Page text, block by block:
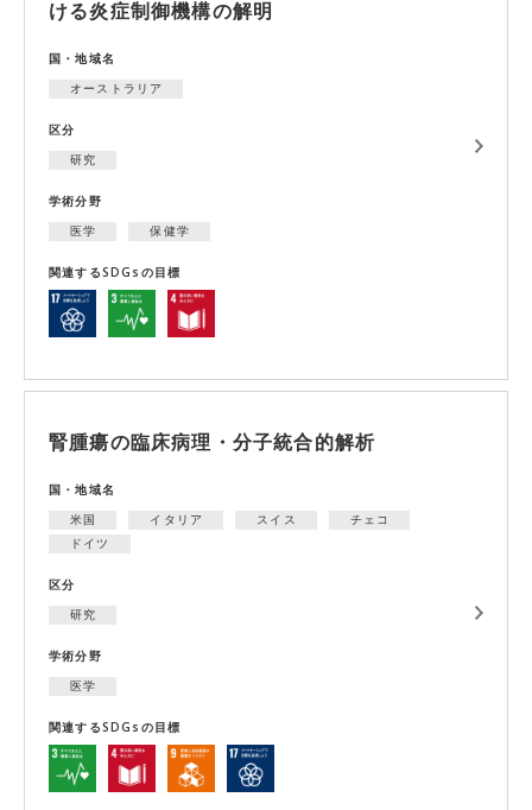
ける炎症制御機構の解明
国・地域名
オーストラリア
区分
研究
学術分野
医学
保健学
関連するSDGsの目標
腎腫瘍の臨床病理・分子統合的解析
国・地域名
米国
イタリア スイス
チェコ
ドイツ
区分
研究
学術分野
医学
関連するSDGsの目標